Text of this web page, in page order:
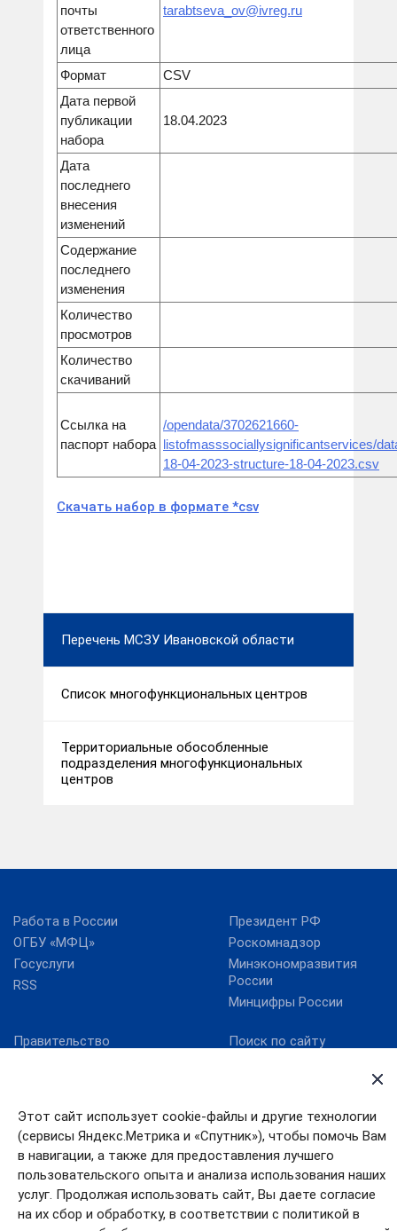
Этот сайт использует cookie-файлы и другие технологии
(сервисы Яндекс.Метрика и «Спутник»), чтобы помочь Вам
в навигации, а также для предоставления лучшего
пользовательского опыта и анализа использования наших
услуг. Продолжая использовать сайт, Вы даете согласие
на их сбор и обработку, в соответствии с политикой в
почты
ответственного
лица
tarabtseva_ov@ivreg.ru
Формат
CSV
Дата первой
публикации
набора
18.04.2023
Дата
последнего
внесения
изменений
Содержание
последнего
изменения
Количество
просмотров
Количество
скачиваний
Ссылка на
паспорт набора
/opendata/3702621660-
listofmasssociallysignificantservices/
18-04-2023-structure-18-04-2023.csv
Скачать набор в формате *csv
Перечень МСЗУ Ивановской области
Список многофункциональных центров
Территориальные обособленные
подразделения многофункциональных
центров
Работа в России
ОГБУ «МФЦ»
Госуслуги
RSS
Президент РФ
Роскомнадзор
Минэкономразвития
России
Минцифры России
Правительство
Поиск по сайту